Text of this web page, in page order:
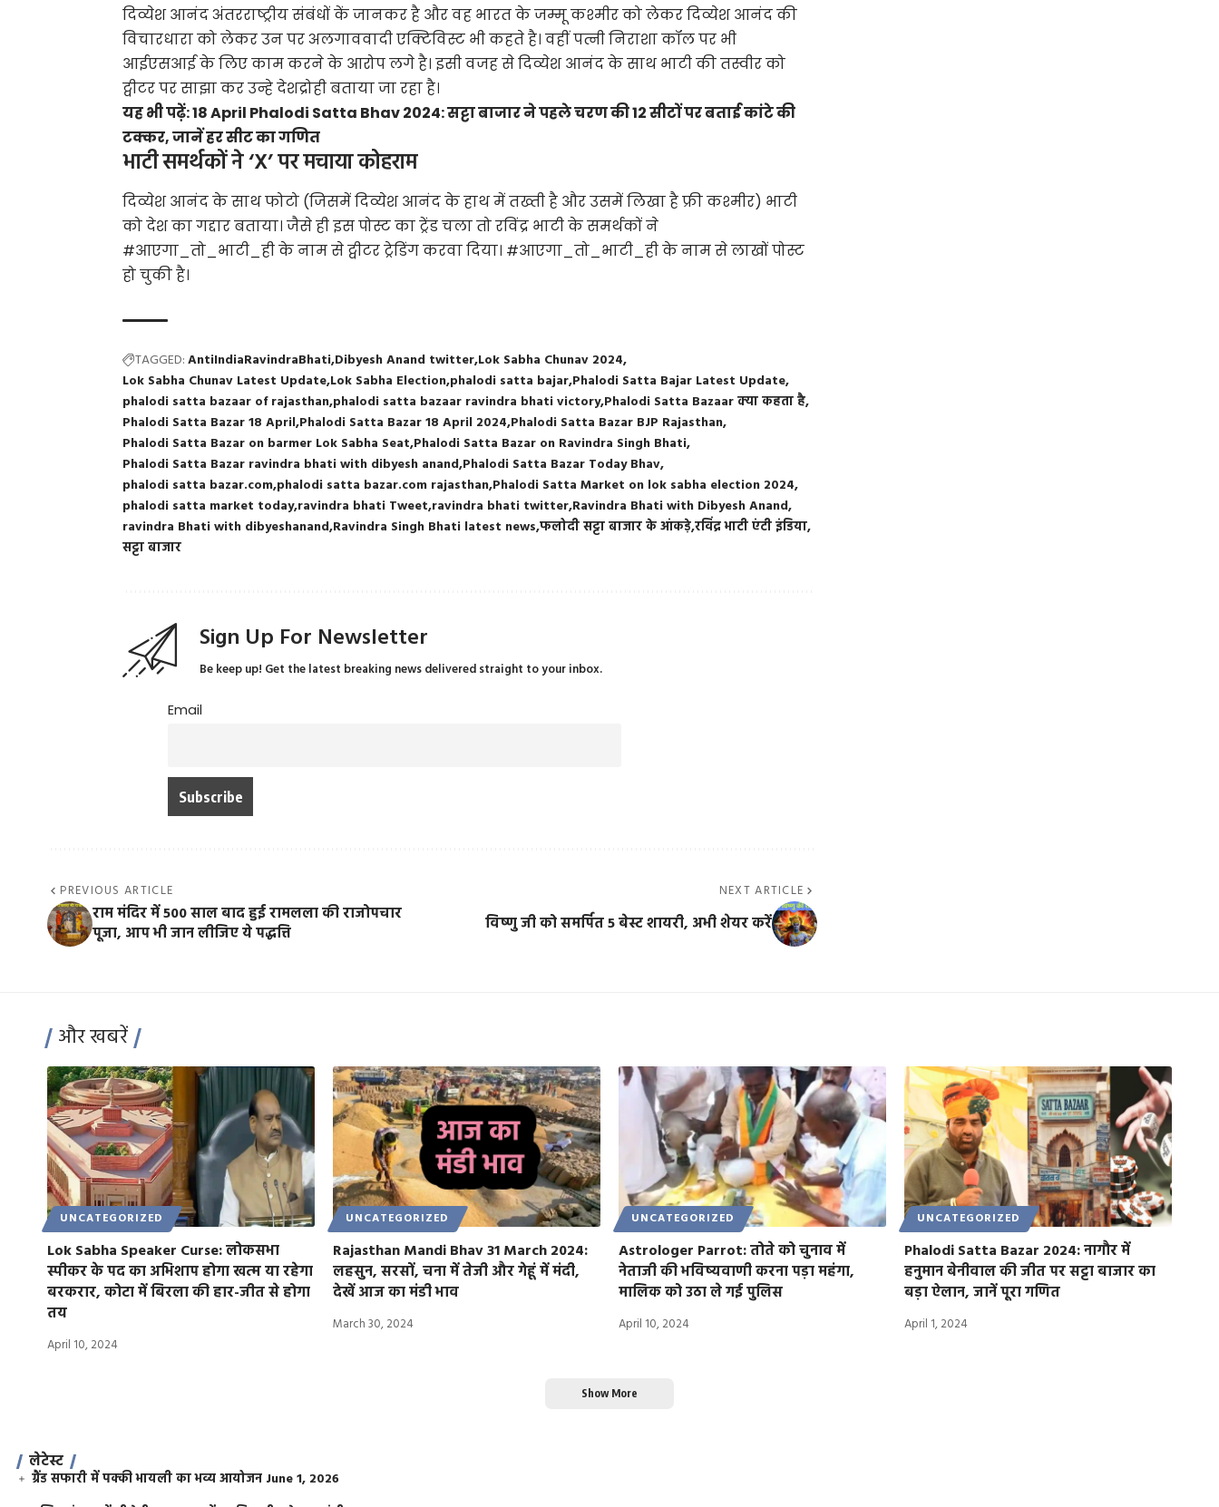
दिव्येश आनंद अंतरराष्ट्रीय संबंधों कें जानकर है और वह भारत के जम्मू कश्मीर को लेकर दिव्येश आनंद की
विचारधारा को लेकर उन पर अलगाववादी एक्टिविस्ट भी कहते है। वहीं पत्नी निराशा कॉल पर भी
आईएसआई के लिए काम करने के आरोप लगे है। इसी वजह से दिव्येश आनंद के साथ भाटी की तस्वीर को
ट्वीटर पर साझा कर उन्हे देशद्रोही बताया जा रहा है।
यह भी पढ़ें:18 April Phalodi Satta Bhav 2024: सट्टा बाजार ने पहले चरण की 12 सीटों पर बताई कांटे की
टक्कर, जानें हर सीट का गणित
भाटी समर्थकों ने ‘X’ पर मचाया कोहराम
दिव्येश आनंद के साथ फोटो (जिसमें दिव्येश आनंद के हाथ में तख्ती है और उसमें लिखा है फ्री कश्मीर) भाटी
को देश का गद्दार बताया। जैसे ही इस पोस्ट का ट्रेंड चला तो रविंद्र भाटी के समर्थकों ने
#आएगा_तो_भाटी_ही के नाम से ट्वीटर ट्रेडिंग करवा दिया। #आएगा_तो_भाटी_ही के नाम से लाखों पोस्ट
हो चुकी है।
TAGGED:AntiIndiaRavindraBhati Dibyesh Anand twitter Lok Sabha Chunav 2024
Lok Sabha Chunav Latest Update Lok Sabha Election phalodi satta bajar Phalodi Satta Bajar Latest Update
phalodi satta bazaar of rajasthan phalodi satta bazaar ravindra bhati victory Phalodi Satta Bazaar क्या कहता है
Phalodi Satta Bazar 18 April Phalodi Satta Bazar 18 April 2024 Phalodi Satta Bazar BJP Rajasthan
Phalodi Satta Bazar on barmer Lok Sabha Seat Phalodi Satta Bazar on Ravindra Singh Bhati
Phalodi Satta Bazar ravindra bhati with dibyesh anand Phalodi Satta Bazar Today Bhav
phalodi satta bazar.com phalodi satta bazar.com rajasthan Phalodi Satta Market on lok sabha election 2024
phalodi satta market today ravindra bhati Tweet ravindra bhati twitter Ravindra Bhati with Dibyesh Anand
ravindra Bhati with dibyeshanand Ravindra Singh Bhati latest newsफलोदी सट्टा बाजार के आंकड़ेरविंद्र भाटी एंटी इंडिया
सट्टा बाजार
Sign Up For Newsletter
Be keep up! Get the latest breaking news delivered straight to your inbox.
Email
PREVIOUS ARTICLE
राम मंदिर में 500 साल बाद हुई रामलला की राजोपचार
पूजा, आप भी जान लीजिए ये पद्धत्ति
NEXT ARTICLE
विष्णु जी को समर्पित 5 बेस्ट शायरी, अभी शेयर करें
और खबरें
UNCATEGORIZED
Lok Sabha Speaker Curse: लोकसभा
स्पीकर के पद का अभिशाप होगा खत्म या रहेगा
बरकरार, कोटा में बिरला की हार-जीत से होगा
तय
April 10, 2024
UNCATEGORIZED
Rajasthan Mandi Bhav 31 March 2024:
लहसुन, सरसों, चना में तेजी और गेहूं में मंदी,
देखें आज का मंडी भाव
March 30, 2024
UNCATEGORIZED
Astrologer Parrot: तोते को चुनाव में
नेताजी की भविष्यवाणी करना पड़ा महंगा,
मालिक को उठा ले गई पुलिस
April 10, 2024
UNCATEGORIZED
Phalodi Satta Bazar 2024: नागौर में
हनुमान बेनीवाल की जीत पर सट्टा बाजार का
बड़ा ऐलान, जानें पूरा गणित
April 1, 2024
Show More
लेटेस्ट
ग्रैंड सफारी में पक्की भायली का भव्य आयोजन June 1, 2026